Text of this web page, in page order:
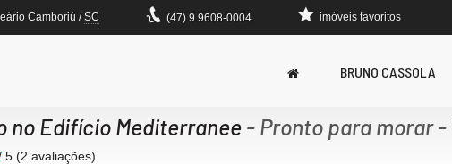
Camboriú /SC (47) 9.9608-0004 imóveis favoritos
BRUNO CASSOLA
no Edifício Mediterranee - Pronto para morar-
5 (2 avaliações)